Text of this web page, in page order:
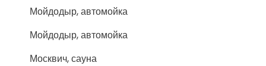
Мойдодыр, автомойка
Мойдодыр, автомойка
Москвич, сауна